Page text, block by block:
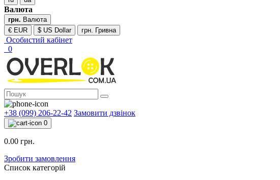
Валюта
грн. Валюта
€ EUR
$ US Dollar грн. Гривна
Особистий кабінет
0
+38 (099) 206-22-42 Замовити дзвінок
0
0.00 грн.
Зробити замовлення
Список категорій